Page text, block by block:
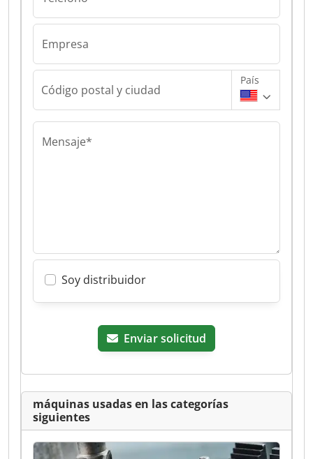
Empresa
Código postal y ciudad
País
Mensaje*
Soy distribuidor
Enviar solicitud
máquinas usadas en las categorías
siguientes